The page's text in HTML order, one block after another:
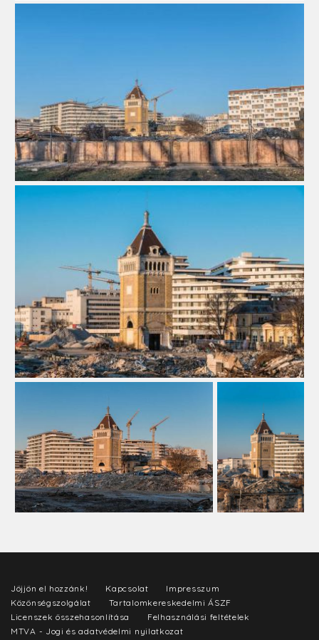
Jöjjön el hozzánk! Kapcsolat
Impresszum
Közönségszolgálat
Tartalomkereskedelmi ÁSZF
Licenszek összehasonlítása
Felhasználási feltételek
MTVA - Jogi és adatvédelmi nyilatkozat